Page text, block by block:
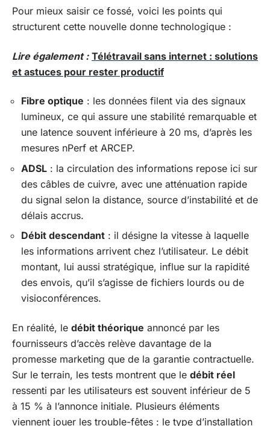
Pour mieux saisir ce fossé, voici les points qui
structurent cette nouvelle donne technologique :
Lire également : Télétravail sans internet : solutions
et astuces pour rester productif
Fibre optique : les données filent via des signaux
lumineux, ce qui assure une stabilité remarquable et
une latence souvent inférieure à 20 ms, d’après les
mesures nPerf et ARCEP.
ADSL : la circulation des informations repose ici sur
des câbles de cuivre, avec une atténuation rapide
du signal selon la distance, source d’instabilité et de
délais accrus.
Débit descendant : il désigne la vitesse à laquelle
les informations arrivent chez l’utilisateur. Le débit
montant, lui aussi stratégique, influe sur la rapidité
des envois, qu’il s’agisse de fichiers lourds ou de
visioconférences.
En réalité, le débit théorique annoncé par les
fournisseurs d’accès relève davantage de la
promesse marketing que de la garantie contractuelle.
Sur le terrain, les tests montrent que le débit réel
ressenti par les utilisateurs est souvent inférieur de 5
à 15 % à l’annonce initiale. Plusieurs éléments
viennent jouer les trouble-fêtes : le type d’installation